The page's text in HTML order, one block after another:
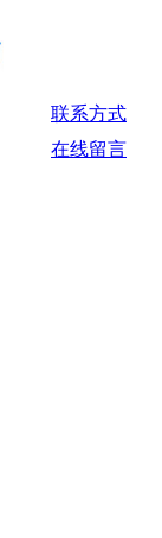
联系方式
在线留言